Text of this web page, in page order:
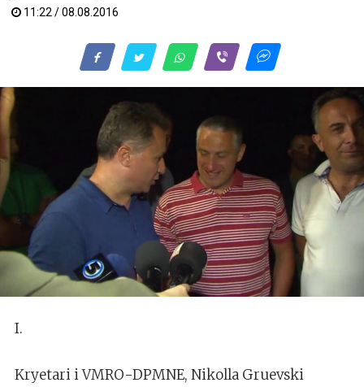
11:22 / 08.08.2016
I.
Kryetari i VMRO-DPMNE, Nikolla Gruevski